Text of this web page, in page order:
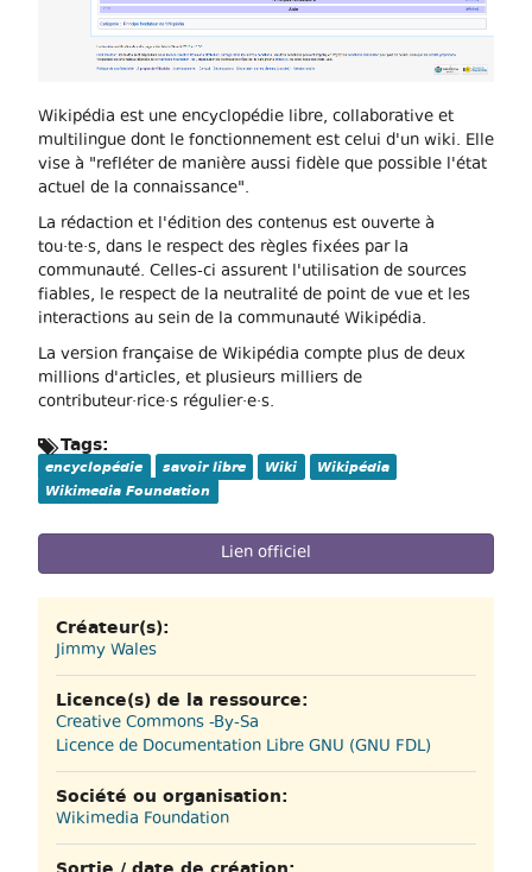
Wikipédia est une encyclopédie libre, collaborative et
multilingue dont le fonctionnement est celui d'un wiki. Elle
vise à "refléter de manière aussi fidèle que possible l'état
actuel de la connaissance".
La rédaction et l'édition des contenus est ouverte à
tou·te·s, dans le respect des règles fixées par la
communauté. Celles-ci assurent l'utilisation de sources
fiables, le respect de la neutralité de point de vue et les
interactions au sein de la communauté Wikipédia.
La version française de Wikipédia compte plus de deux
millions d'articles, et plusieurs milliers de
contributeur·rice·s régulier·e·s.
Tags:
encyclopédie savoir libre Wiki
Wikipédia
Wikimedia Foundation
Lien officiel
Créateur(s):
Jimmy Wales
Licence(s) de la ressource:
Creative Commons -By-Sa
Licence de Documentation Libre GNU (GNU FDL)
Société ou organisation:
Wikimedia Foundation